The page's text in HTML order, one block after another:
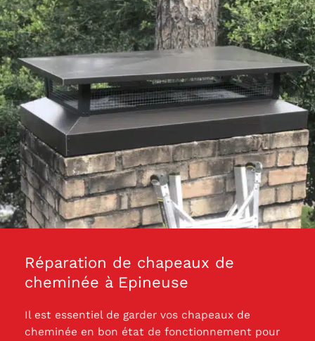
Réparation de chapeaux de
cheminée à Epineuse
Il est essentiel de garder vos chapeaux de
cheminée en bon état de fonctionnement pour